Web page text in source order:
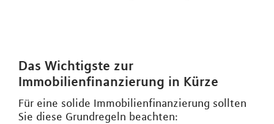
Das Wichtigste zur
Immobilienfinanzierung in Kürze
Für eine solide Immobilienfinanzierung sollten
Sie diese Grundregeln beachten: